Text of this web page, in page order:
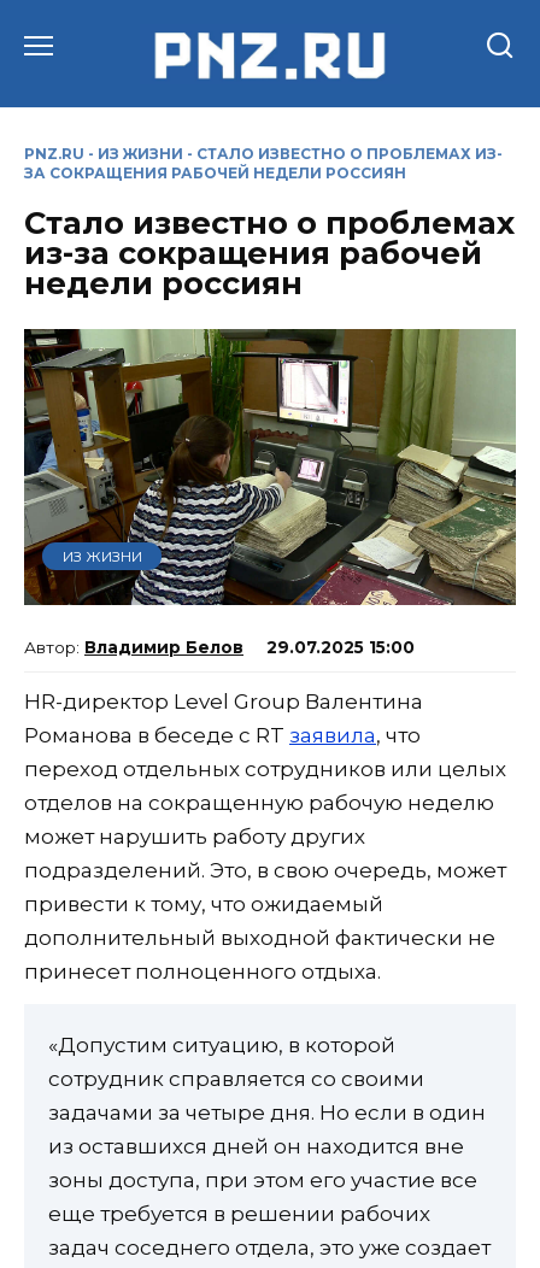
PNZ.RU - ИЗ ЖИЗНИ - СТАЛО ИЗВЕСТНО О ПРОБЛЕМАХ ИЗ-
ЗА СОКРАЩЕНИЯ РАБОЧЕЙ НЕДЕЛИ РОССИЯН
Стало известно о проблемах
из-за сокращения рабочей
недели россиян
ИЗ ЖИЗНИ
Владимир Белов 29.07.2025 15:00
HR-директор Level Group Валентина
Романова в беседе с RT заявила, что
переход отдельных сотрудников или целых
отделов на сокращенную рабочую неделю
может нарушить работу других
подразделений. Это, в свою очередь, может
привести к тому, что ожидаемый
дополнительный выходной фактически не
принесет полноценного отдыха.
«Допустим ситуацию, в которой
сотрудник справляется со своими
задачами за четыре дня. Но если в один
из оставшихся дней он находится вне
зоны доступа, при этом его участие все
еще требуется в решении рабочих
задач соседнего отдела, это уже создает